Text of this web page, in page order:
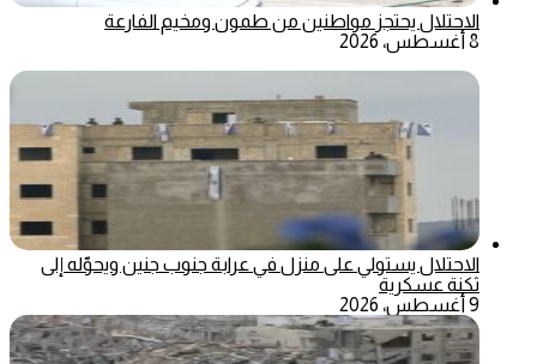
الاحتلال يحتجز مواطنين من طمون ومخيم الفارعة
8 أغسطس، 2026
الاحتلال يستولي على منزل في عرابة جنوب جنين ويحوّله إلى
ثكنة عسكرية
9 أغسطس، 2026